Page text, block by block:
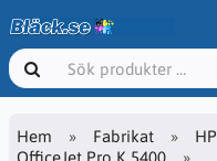
Hem Fabrikat HP
OfficeJet Pro K 5400